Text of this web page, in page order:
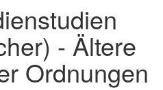
- Ältere
Ordnungen